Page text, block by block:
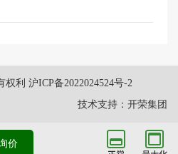
权利 沪ICP备2022024524号-2
技术支持：开荣集团
价